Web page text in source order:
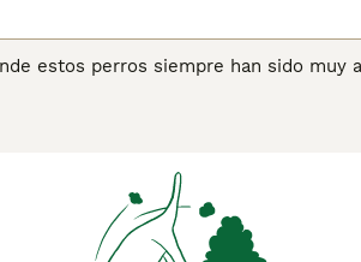
estos perros siempre han sido muy
lugar de en manada, aunque a
obtener información sobre esta raza de